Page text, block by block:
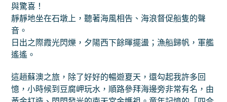
與驚喜！
靜靜地坐在石墩上，聽著海風相告、海浪督促船隻的聲
音。
日出之際霞光閃爍，夕陽西下餘暉擺盪；漁船歸帆，軍艦
遙遙。
這趟蘇澳之旅，除了好好的暢遊夏天，還勾起我許多回
憶，小時候到豆腐岬玩水，順路參拜海邊旁非常有名，由